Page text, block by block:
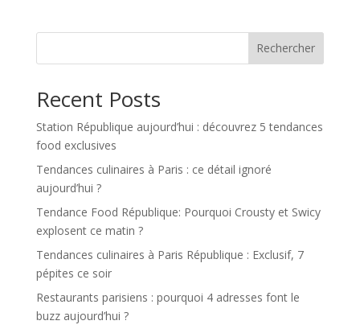
Rechercher
Recent Posts
Station République aujourd’hui : découvrez 5 tendances
food exclusives
Tendances culinaires à Paris : ce détail ignoré
aujourd’hui ?
Tendance Food République: Pourquoi Crousty et Swicy
explosent ce matin ?
Tendances culinaires à Paris République : Exclusif, 7
pépites ce soir
Restaurants parisiens : pourquoi 4 adresses font le
buzz aujourd’hui ?